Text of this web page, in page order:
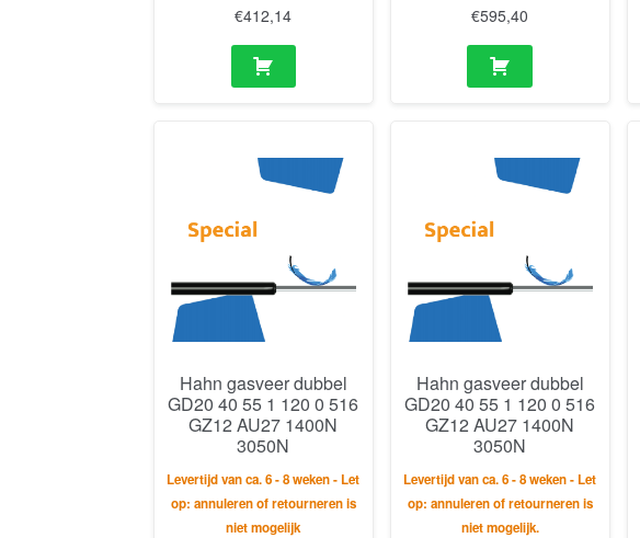
€412,14 €595,40
Hahn gasveer dubbel
GD20 40 55 1 120 0 516
GZ12 AU27 1400N
3050N
Levertijd van ca. 6 - 8 weken - Let
op: annuleren of retourneren is
niet mogelijk
Hahn gasveer dubbel
GD20 40 55 1 120 0 516
GZ12 AU27 1400N
3050N
Levertijd van ca. 6 - 8 weken - Let
op: annuleren of retourneren is
niet mogelijk.